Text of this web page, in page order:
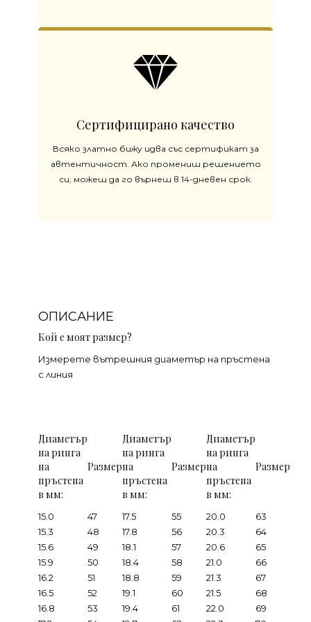
Сертифицирано качество
Всяко златно бижу идва със сертификат за
автентичност. Ако промениш решението
си, можеш да го върнеш в 14-дневен срок.
ОПИСАНИЕ
Кой е моят размер?
Измерете вътрешния диаметър на пръстена
с линия
Диаметър
на ринга
на
пръстена
в мм:
Размер
Диаметър
на ринга
на
пръстена
в мм:
Размер
Диаметър
на ринга
на
пръстена
в мм:
Размер
15.0 47 17.5 55 20.0
63
15.3
48 17.8 56 20.3
64
15.6
49 18.1 57 20.6
65
15.9
50 18.4 58 21.0
66
16.2
51 18.8 59 21.3
67
16.5
52 19.1 60 21.5
68
16.8
53 19.4 61 22.0
69